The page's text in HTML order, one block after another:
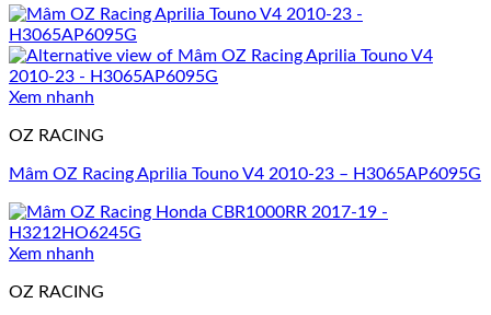
Xem nhanh
OZ RACING
Mâm OZ Racing Aprilia Touno V4 2010-23 – H3065AP6095G
Xem nhanh
OZ RACING